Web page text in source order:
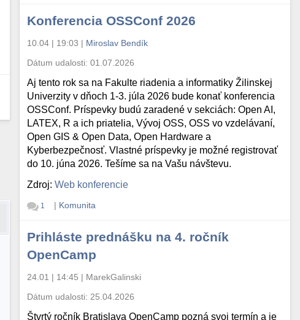
Konferencia OSSConf 2026
10.04 | 19:03 | Miroslav Bendík
Dátum udalosti:01.07.2026
Aj tento rok sa na Fakulte riadenia a informatiky Žilinskej
Univerzity v dňoch 1-3. júla 2026 bude konať konferencia
OSSConf. Príspevky budú zaradené v sekciách: Open AI,
LATEX, R a ich priatelia, Vývoj OSS, OSS vo vzdelávaní,
Open GIS & Open Data, Open Hardware a
Kyberbezpečnosť. Vlastné príspevky je možné registrovať
do 10. júna 2026. Tešíme sa na Vašu návštevu.
Zdroj:Web konferencie
1 | Komunita
Prihláste prednášku na 4. ročník
OpenCamp
24.01 | 14:45 | MarekGalinski
Dátum udalosti: 25.04.2026
Štvrtý ročník Bratislava OpenCamp pozná svoj termín a je